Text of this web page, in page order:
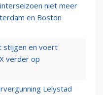
niet meer
en Boston
stijgen en voert
verder op
Lelystad